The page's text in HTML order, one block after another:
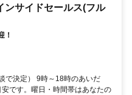
ンサイドセールス(フル
！
で決定） 9時～18時のあいだ
です。曜日・時間帯はあなたの